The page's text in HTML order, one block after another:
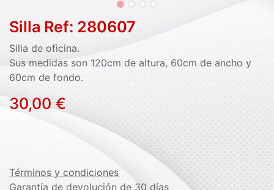
Silla Ref: 280607
Silla de oficina.
Sus medidas son 120cm de altura, 60cm de ancho y
60cm de fondo.
30,00 €
Términos y condiciones
Garantía de devolución de 30 días